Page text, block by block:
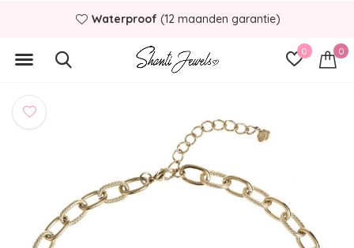
0 0
Waterproof (12 maanden garantie)